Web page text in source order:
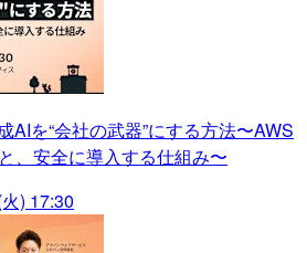
AIを“会社の武器”にする方法〜AWS
、安全に導入する仕組み〜
) 17:30